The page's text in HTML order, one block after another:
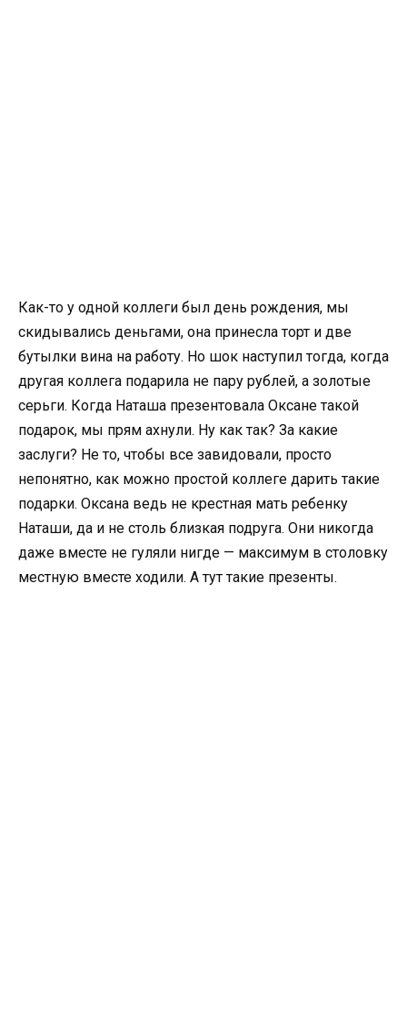
Как-то у одной коллеги был день рождения, мы
скидывались деньгами, она принесла торт и две
бутылки вина на работу. Но шок наступил тогда, когда
другая коллега подарила не пару рублей, а золотые
серьги. Когда Наташа презентовала Оксане такой
подарок, мы прям ахнули. Ну как так? За какие
заслуги? Не то, чтобы все завидовали, просто
непонятно, как можно простой коллеге дарить такие
подарки. Оксана ведь не крестная мать ребенку
Наташи, да и не столь близкая подруга. Они никогда
даже вместе не гуляли нигде — максимум в столовку
местную вместе ходили. А тут такие презенты.